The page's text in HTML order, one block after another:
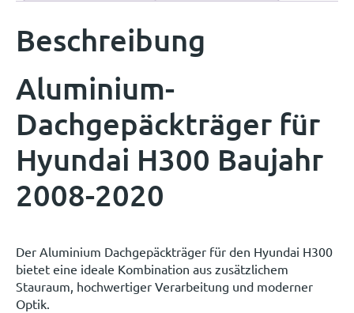
Beschreibung
Aluminium-
Dachgepäckträger für
Hyundai H300 Baujahr
2008-2020
Der Aluminium Dachgepäckträger für den Hyundai H300
bietet eine ideale Kombination aus zusätzlichem
Stauraum, hochwertiger Verarbeitung und moderner
Optik.